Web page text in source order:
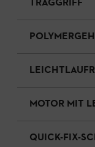
TRAGGRIFF
MOTOR MIT
QUICK-FIX-